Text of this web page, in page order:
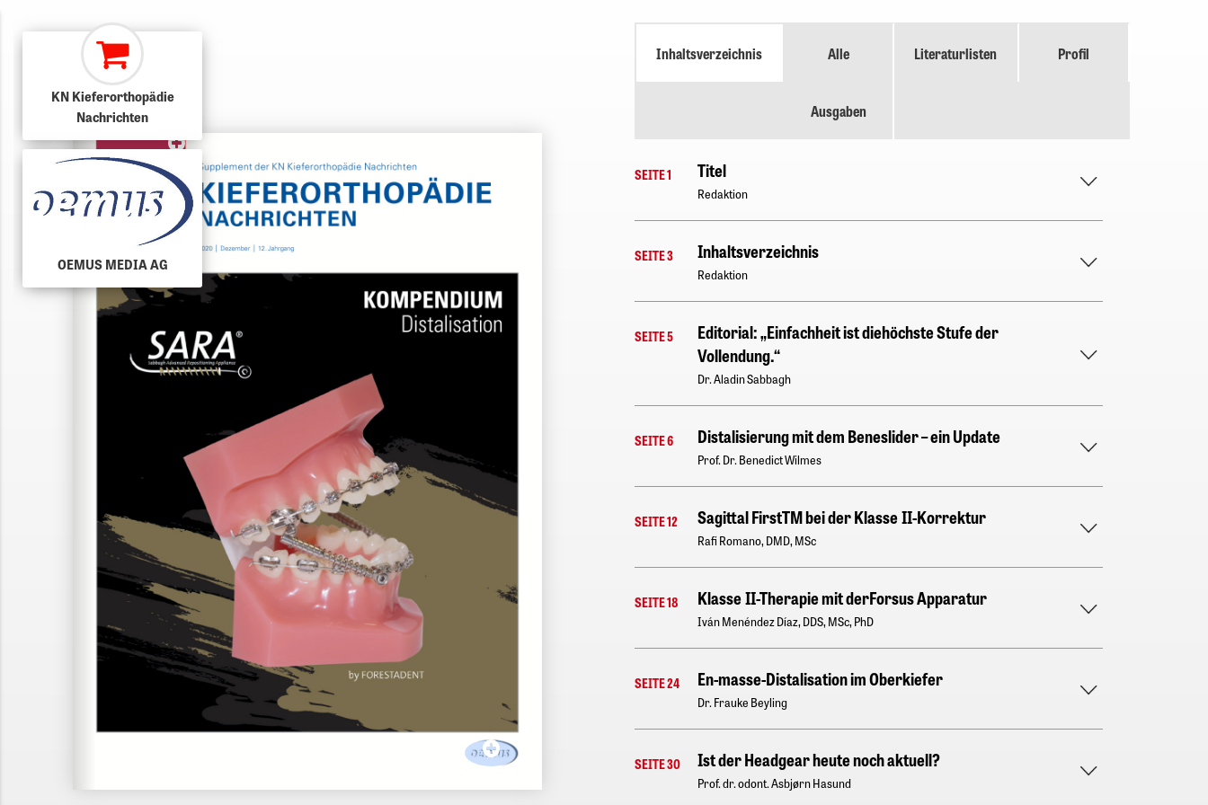
Inhaltsverzeichnis Alle
Ausgaben
Literaturlisten Profil
SEITE 1 Titel
Redaktion
SEITE 3 Inhaltsverzeichnis
Redaktion
SEITE 5
Editorial: „Einfachheit ist diehöchste Stufe der
Vollendung.“
Dr. Aladin Sabbagh
SEITE 6 Distalisierung mit dem Beneslider – ein Update
Prof. Dr. Benedict Wilmes
SEITE 12 Sagittal FirstTM bei der Klasse II-Korrektur
Rafi Romano, DMD, MSc
SEITE 18 Klasse II-Therapie mit derForsus Apparatur
Iván Menéndez Díaz, DDS, MSc, PhD
SEITE 24 En-masse-Distalisation im Oberkiefer
Dr. Frauke Beyling
SEITE 30 Ist der Headgear heute noch aktuell?
Prof. dr. odont. Asbjørn Hasund
KN Kieferorthopädie
Nachrichten
OEMUS MEDIA AG